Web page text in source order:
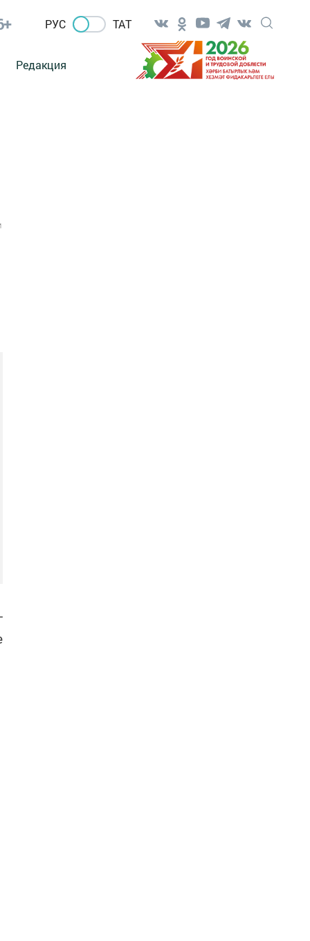
РУС ТАТ
Редакция
1